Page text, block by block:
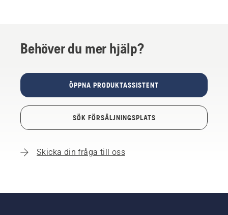
Behöver du mer hjälp?
ÖPPNA PRODUKTASSISTENT
SÖK FÖRSÄLJNINGSPLATS
Skicka din fråga till oss